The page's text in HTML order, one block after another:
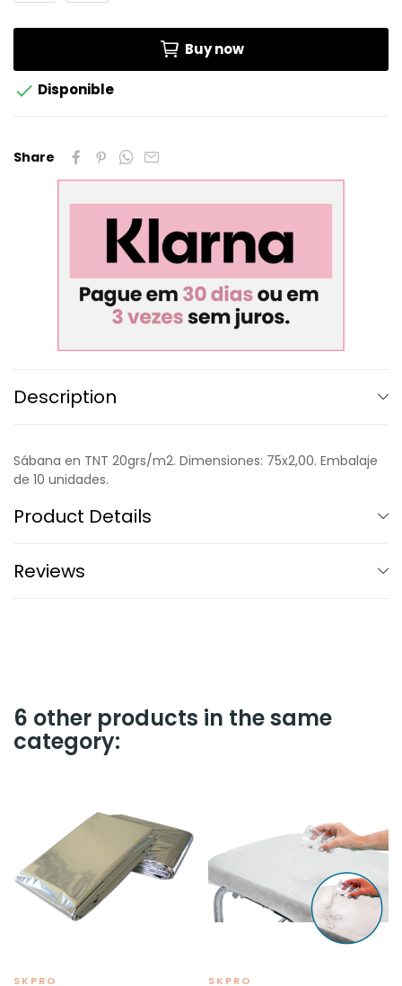
Buy now
 Disponible
Share
Description
Sábana en TNT 20grs/m2. Dimensiones: 75x2,00. Embalaje
de 10 unidades.
Product Details
Reviews
6 other products in the same
category:
SKPRO SKPRO